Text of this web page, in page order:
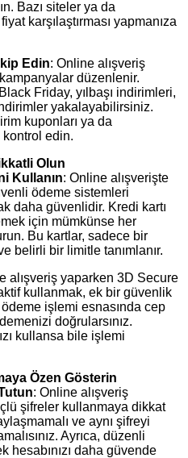
Bazı siteler ya da
karşılaştırması yapmanıza
Edin: Online alışveriş
düzenlenir.
Friday, yılbaşı indirimleri,
yakalayabilirsiniz.
kuponları ya da
kontrol edin.
Olun
Kullanın: Online alışverişte
ödeme sistemleri
daha güvenlidir. Kredi kartı
için mümkünse her
Bu kartlar, sadece bir
belirli bir limitle tanımlanır.
alışveriş yaparken 3D Secure
kullanmak, ek bir güvenlik
işlemi esnasında cep
doğrularsınız.
kullansa bile işlemi
Özen Gösterin
: Online alışveriş
şifreler kullanmaya dikkat
ve aynı şifreyi
Ayrıca, düzenli
hesabınızı daha güvende